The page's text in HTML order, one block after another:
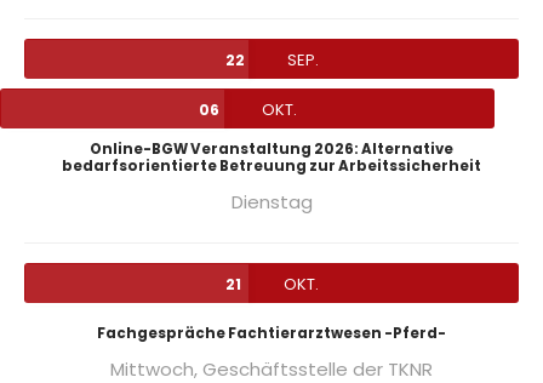
22 SEP.
06 OKT.
Online-BGW Veranstaltung 2026: Alternative
bedarfsorientierte Betreuung zur Arbeitssicherheit
Dienstag
21 OKT.
Fachgespräche Fachtierarztwesen -Pferd-
Mittwoch, Geschäftsstelle der TKNR